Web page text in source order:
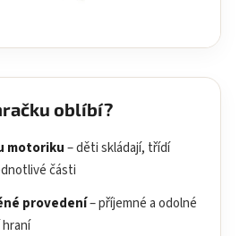
oblíbí?
motoriku– děti skládají, třídí
části
provedení– příjemné a odolné